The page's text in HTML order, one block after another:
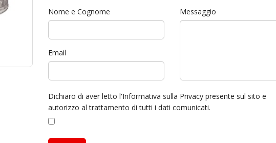
Nome e Cognome
Email
Messaggio
Dichiaro di aver letto l'Informativa sulla Privacy presente sul sito e
autorizzo al trattamento di tutti i dati comunicati.